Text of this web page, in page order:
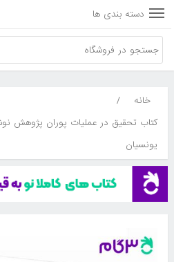
دسته بندی ها
خانه
/
کتاب تحقیق در عملیات پوران پژوهش
یونسیان